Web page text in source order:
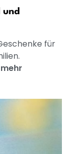
für
mehr